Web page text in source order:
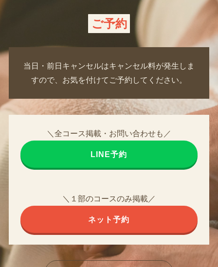
ご予約
当日・前日キャンセルはキャンセル料が発生しま
すので、お気を付けてご予約してください。
＼全コース掲載・お問い合わせも／
LINE予約
＼１部のコースのみ掲載／
ネット予約